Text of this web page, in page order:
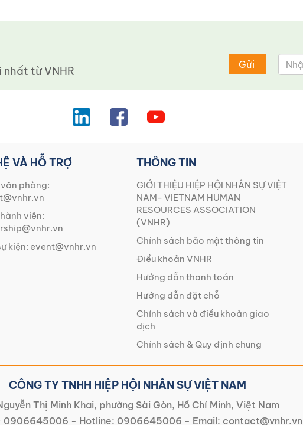
từ ​​VNHR Gửi
VÀ HỖ TRỢ
phòng:
viên:
kiện: event@vnhr.vn
THÔNG TIN
GIỚI THIỆU HIỆP HỘI NHÂN SỰ VIỆT
NAM- VIETNAM HUMAN
RESOURCES ASSOCIATION
(VNHR)
Chính sách bảo mật thông tin
Điều khoản VNHR
Hướng dẫn thanh toán
Hướng dẫn đặt chỗ
Chính sách và điều khoản giao
dịch
Chính sách & Quy định chung
CÔNG TY TNHH HIỆP HỘI NHÂN SỰ VIỆT NAM
Thị Minh Khai, phường Sài Gòn, Hồ Chí Minh, Việt Nam
0906645006 - Hotline: 0906645006 - Email: contact@vnhr.vn